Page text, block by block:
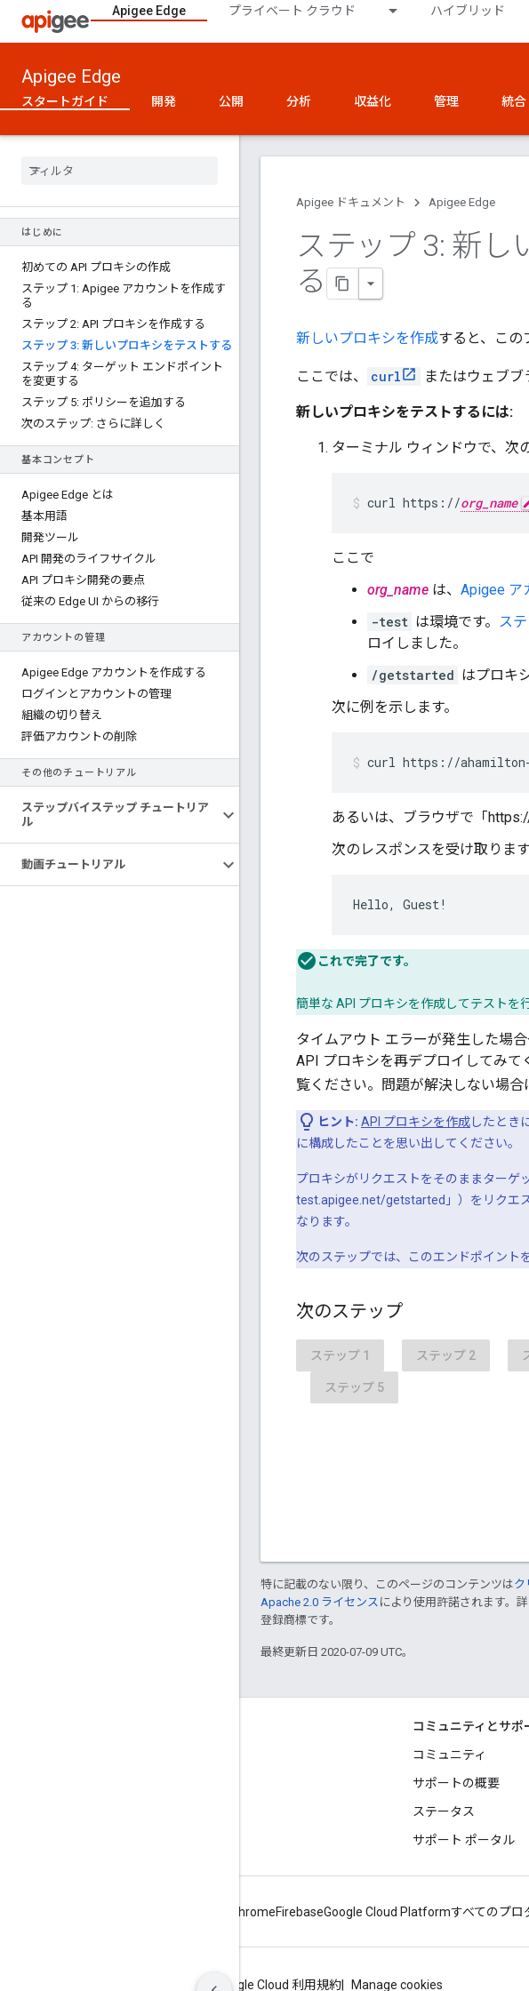
Apigee Edge プライベート クラウド ハイブリッド
Apigee Edge
スタートガイド 開発 公開 分析 収益化 管理 統合
はじめに
初めての API プロキシの作成
ステップ 1: Apigee アカウントを作成す
る
ステップ 2: API プロキシを作成する
ステップ 3: 新しいプロキシをテストする
ステップ 4: ターゲット エンドポイント
を変更する
ステップ 5: ポリシーを追加する
次のステップ: さらに詳しく
基本コンセプト
Apigee Edge とは
基本用語
開発ツール
API 開発のライフサイクル
API プロキシ開発の要点
従来の Edge UI からの移行
アカウントの管理
Apigee Edge アカウントを作成する
ログインとアカウントの管理
組織の切り替え
評価アカウントの削除
その他のチュートリアル
ステップバイステップ チュートリア
ル
動画チュートリアル
Apigee ドキュメント
Apigee Edge
ステップ 3: 新し
る
新しいプロキシを作成すると、この
ここでは、 curl またはウェブブ
新しいプロキシをテストするには:
ターミナル ウィンドウで、次
curl https://org_name
ここで
org_name は、 Apigee ア
-test は環境です。 ス
ロイしました。
/getstarted はプロキ
次に例を示します。
curl https://
あるいは、ブラウザで「
次のレスポンスを受け取ります
Hello, Guest!
これで完了です。
簡単な API プロキシを作成してテストを
タイムアウト エラーが発生した場
API プロキシを再デプロイしてみて
覧ください。問題が解決しない場合
ヒント: API プロキシを作成したとき
に構成したことを思い出してください。
プロキシがリクエストをそのままターゲ
test.apigee.net/getstarted」）をリクエ
なります。
次のステップでは、このエンドポイント
次のステップ
ステップ 1 ステップ 2
ステップ 5
特に記載のない限り、このページのコンテンツはク
Apache 2.0 ライセンス により使用許諾されます。詳
登録商標です。
最終更新日 2020-07-09 UTC。
コミュニティとサポ
コミュニティ
サポートの概要
ステータス
サポート ポータル
ChromeFirebaseGoogle Cloud Platformすべてのプロ
Google Cloud 利用規約 Manage cookies